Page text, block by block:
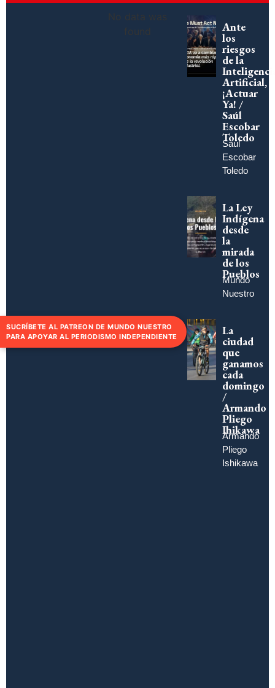
No data was
found
Ante
los
riesgos
de la
Artificial,
¡Actuar
Ya! /
Saúl
Escobar
Toledo
Saúl
Escobar
Toledo
La Ley
Indígena
desde
la
mirada
de los
Pueblos
Mundo
Nuestro
La
ciudad
que
ganamos
cada
domingo
/
Armando
Pliego
Ihikawa
Armando
Pliego
Ishikawa
SUCRÍBETE AL PATREON DE MUNDO NUESTRO
PARA APOYAR AL PERIODISMO INDEPENDIENTE